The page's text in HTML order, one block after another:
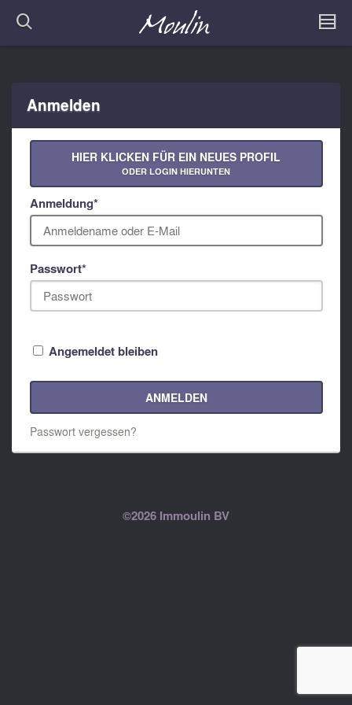
Anmelden
HIER KLICKEN FÜR EIN NEUES PROFIL
ODER LOGIN HIERUNTEN
Anmeldung*
Passwort*
Angemeldet bleiben
ANMELDEN
Passwort vergessen?
©2026 Immoulin BV